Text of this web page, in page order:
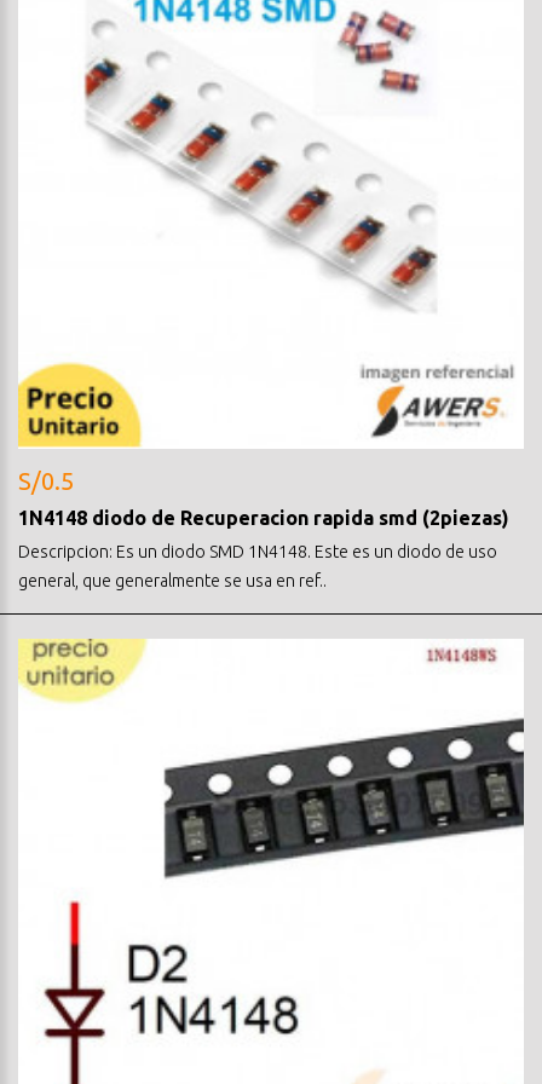
S/0.5
1N4148 diodo de Recuperacion rapida smd (2piezas)
Descripcion: Es un diodo SMD 1N4148. Este es un diodo de uso
general, que generalmente se usa en ref..